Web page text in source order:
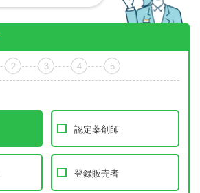
2 3 4 5
認定薬剤師
登録販売者